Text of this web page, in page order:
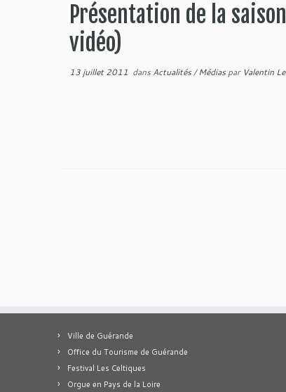
Présentation de la
vidéo)
13 juillet 2011 dans Actualités/Médiaspar Valentin
Ville de Guérande
Office du Tourisme de Guérande
Festival Les Celtiques
Orgue en Pays de la Loire